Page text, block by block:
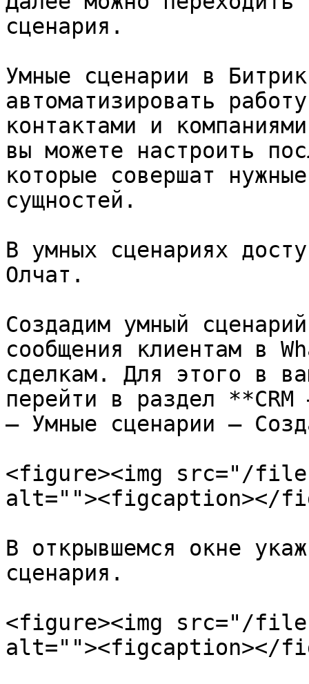
сценария.
Умные сценарии в
автоматизировать
контактами и
вы можете настроить
которые совершат
сущностей.
В умных сценариях
Олчат.
Создадим умный
сообщения клиентам в
сделкам. Для этого в
перейти в раздел
‒ Умные сценарии ‒
<figure><img src="/files/
alt=""><figcaption></
В открывшемся окне
сценария.
<figure><img src="/
alt=""><figcaption></